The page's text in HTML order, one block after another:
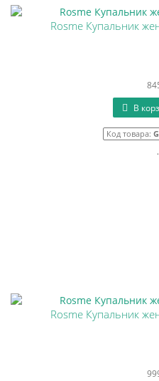
Rosme Купальник
В
Код товара:
Rosme Купальник